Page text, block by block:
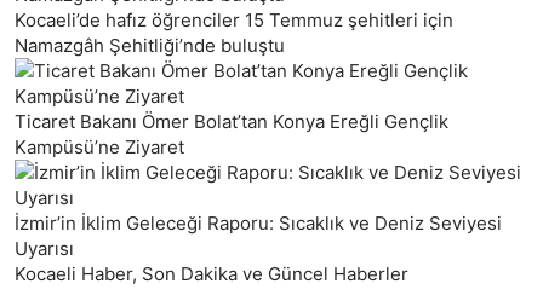
Kocaeli’de hafız öğrenciler 15 Temmuz şehitleri için
Namazgâh Şehitliği’nde buluştu
Ticaret Bakanı Ömer Bolat’tan Konya Ereğli Gençlik
Kampüsü’ne Ziyaret
İzmir’in İklim Geleceği Raporu: Sıcaklık ve Deniz Seviyesi
Uyarısı
Kocaeli Haber, Son Dakika ve Güncel Haberler